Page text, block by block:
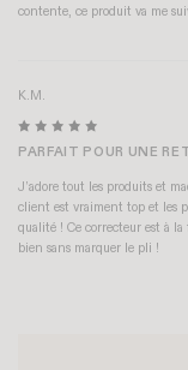
contente, ce produit va me
K.M.
PARFAIT POUR UNE
J’adore tout les produits et
client est vraiment top et les
qualité ! Ce correcteur est à
bien sans marquer le pli !